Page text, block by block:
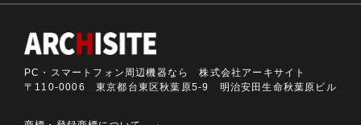
PC・スマートフォン周辺機器なら 株式会社アーキサイト
〒110-0006 東京都台東区秋葉原5-9 明治安田生命秋葉原ビル